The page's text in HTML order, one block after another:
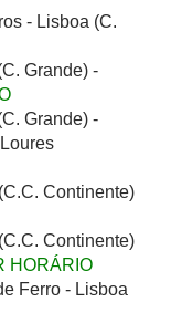
- Lisboa (C.
Grande) -
Grande) -
Continente)
Continente)
HORÁRIO
Ferro - Lisboa